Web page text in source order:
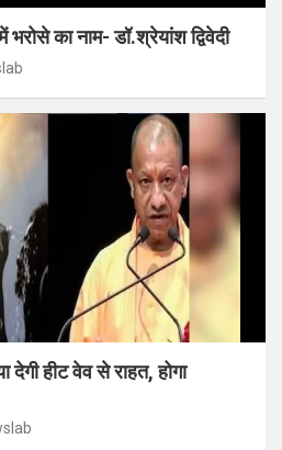
का नाम- डॉ.श्रेयांश द्विवेदी
देगी हीट वेव से राहत, होगा